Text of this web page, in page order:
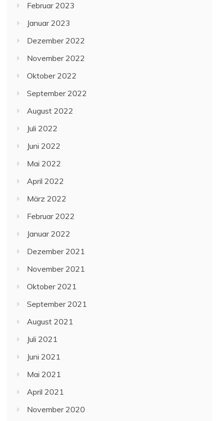
Februar 2023
Januar 2023
Dezember 2022
November 2022
Oktober 2022
September 2022
August 2022
Juli 2022
Juni 2022
Mai 2022
April 2022
März 2022
Februar 2022
Januar 2022
Dezember 2021
November 2021
Oktober 2021
September 2021
August 2021
Juli 2021
Juni 2021
Mai 2021
April 2021
November 2020